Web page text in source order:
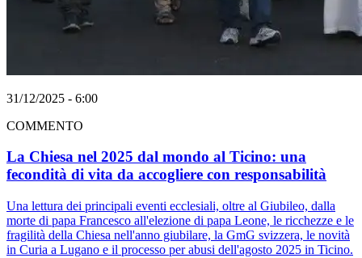
31/12/2025 - 6:00
COMMENTO
La Chiesa nel 2025 dal mondo al Ticino: una
fecondità di vita da accogliere con responsabilità
Una lettura dei principali eventi ecclesiali, oltre al Giubileo, dalla
morte di papa Francesco all'elezione di papa Leone, le ricchezze e le
fragilità della Chiesa nell'anno giubilare, la GmG svizzera, le novità
in Curia a Lugano e il processo per abusi dell'agosto 2025 in Ticino.